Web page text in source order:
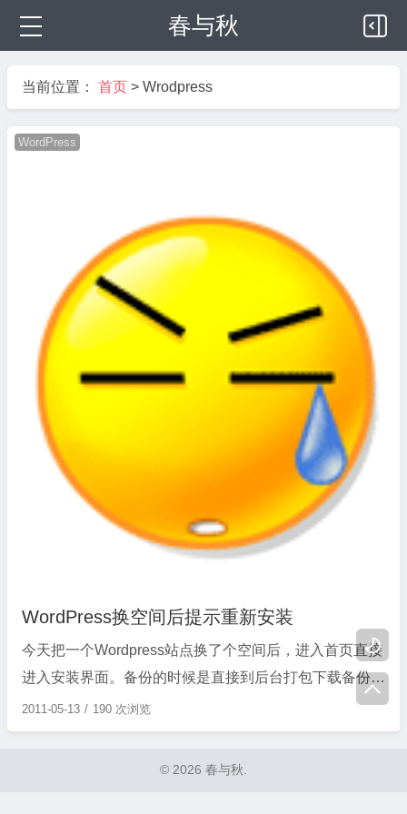
春与秋


当前位置： 首页 > Wrodpress
WordPress
WordPress换空间后提示重新安装
今天把一个Wordpress站点换了个空间后，进入首页直接
进入安装界面。备份的时候是直接到后台打包下载备份。
然后上传到新空间，解压，然后修改相关的数据库参数。
不应该出现这样的提示。后来就没管了，以为是压缩的时
2011-05-13 190 次浏览
© 2026 春与秋.